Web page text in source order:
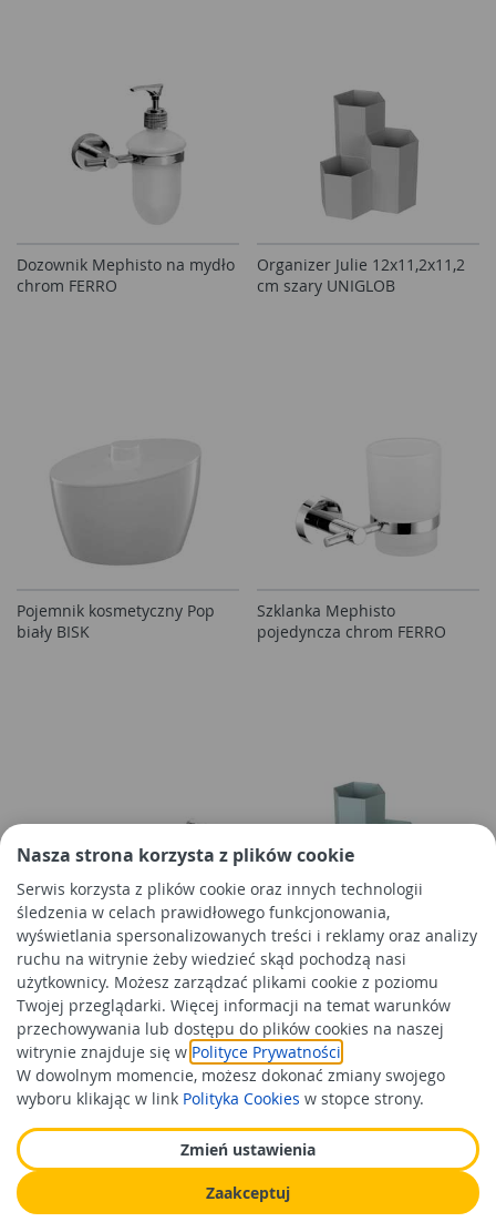
Nasza strona korzysta z plików cookie
Serwis korzysta z plików cookie oraz innych technologii
śledzenia w celach prawidłowego funkcjonowania,
wyświetlania spersonalizowanych treści i reklamy oraz analizy
ruchu na witrynie żeby wiedzieć skąd pochodzą nasi
użytkownicy. Możesz zarządzać plikami cookie z poziomu
Twojej przeglądarki. Więcej informacji na temat warunków
przechowywania lub dostępu do plików cookies na naszej
witrynie znajduje się w Polityce Prywatności
W dowolnym momencie, możesz dokonać zmiany swojego
wyboru klikając w link Polityka Cookies w stopce strony.
Zmień ustawienia
Zaakceptuj
Dozownik Mephisto na mydło
chrom FERRO
Organizer Julie 12x11,2x11,2
cm szary UNIGLOB
Pojemnik kosmetyczny Pop
biały BISK
Szklanka Mephisto
pojedyncza chrom FERRO
Wieszak Mephsito na ręcznik
podwójny długość 60 cm
chrom FERRO
Organizer Julie 11x11x12 cm
miętowy UNIGLOB